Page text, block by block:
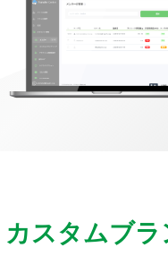
カスタムブ